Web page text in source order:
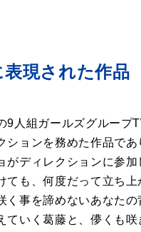
現された作品
9人組ガールズグループ
ションを務めた作品で
がディレクションに参
ても、何度だって立ち
く事を諦めないあなた
ていく葛藤と、儚くも